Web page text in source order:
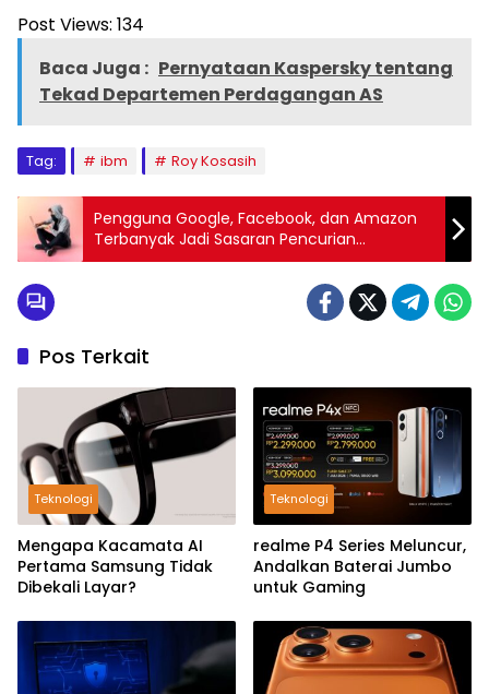
Post Views: 134
Baca Juga : Pernyataan Kaspersky tentang
Tekad Departemen Perdagangan AS
Tag: ibm Roy Kosasih
Pengguna Google, Facebook, dan Amazon
Terbanyak Jadi Sasaran Pencurian
Kredensial Tahun 2024
Pos Terkait
Teknologi
Mengapa Kacamata AI
Pertama Samsung Tidak
Dibekali Layar?
Teknologi
realme P4 Series Meluncur,
Andalkan Baterai Jumbo
untuk Gaming